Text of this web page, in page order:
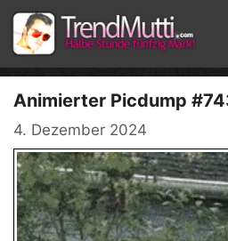
Zum
Inhalt
springen
Animierter Picdump
4. Dezember 2024